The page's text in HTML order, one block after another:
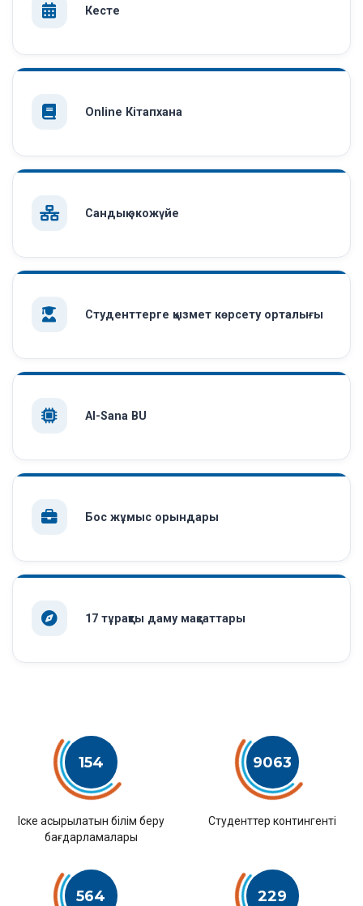
Кесте
Online Кітапхана
Сандық экожүйе
Студенттерге қызмет көрсету орталығы
AI-Sana BU
Бос жұмыс орындары
17 тұрақты даму мақсаттары
154
Іске асырылатын білім беру
бағдарламалары
9063
Студенттер контингенті
564 229